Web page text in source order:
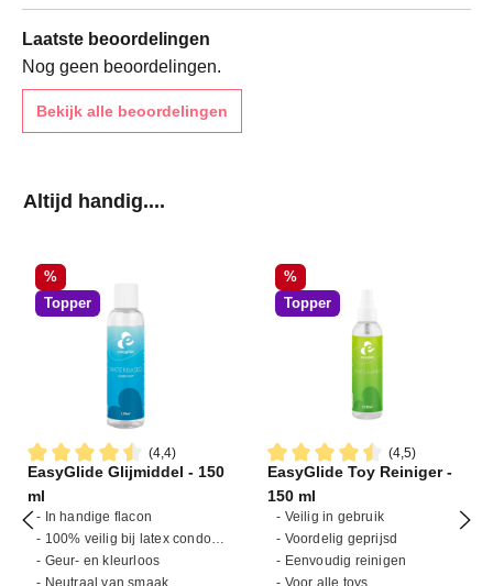
Laatste beoordelingen
Nog geen beoordelingen.
Bekijk alle beoordelingen
Productgalerij overslaan
Altijd handig....
Korting
%
Topper
(4,4)
Gemiddelde waardering van 4.4 van 5 sterren
EasyGlide Glijmiddel - 150
ml
- In handige flacon
- 100% veilig bij latex condooms
- Geur- en kleurloos
- Neutraal van smaak
Korting
%
Topper
(4,5)
Gemiddelde waardering van
EasyGlide Toy Reiniger -
150 ml
- Veilig in gebruik
- Voordelig geprijsd
- Eenvoudig reinigen
- Voor alle toys